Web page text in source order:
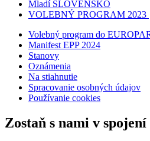
Mladí SLOVENSKO
VOLEBNÝ PROGRAM 2023
Volebný program do
Manifest EPP 2024
Stanovy
Oznámenia
Na stiahnutie
Spracovanie osobných údajov
Používanie cookies
Zostaň s nami v